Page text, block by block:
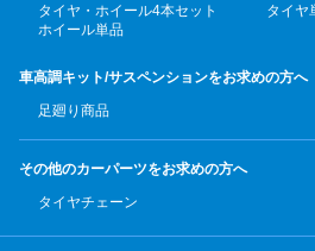
タイヤ・ホイール4本セット
タイヤ
ホイール単品
車高調キット/サスペンションをお求めの方へ
足廻り商品
その他のカーパーツをお求めの方へ
タイヤチェーン